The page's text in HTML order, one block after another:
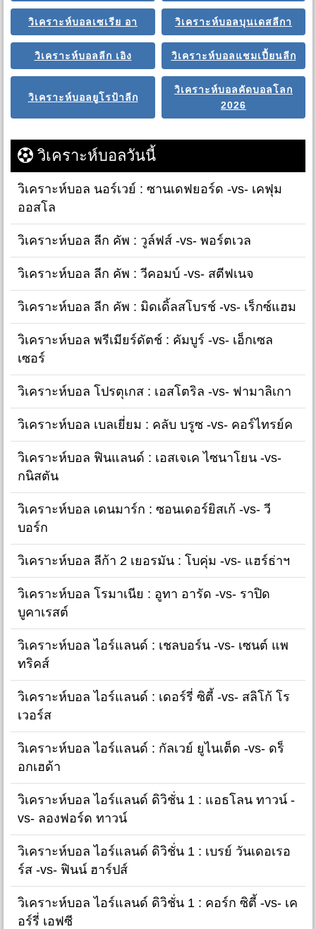
วิเคราะห์บอลเซเรีย อา วิเคราะห์บอลบุนเดสลีกา
วิเคราะห์บอลลีก เอิง วิเคราะห์บอลแชมเปี้ยนลีก
วิเคราะห์บอลยูโรป้าลีก
วิเคราะห์บอลคัดบอลโลก
2026
วิเคราะห์บอลวันนี้
วิเคราะห์บอล นอร์เวย์ : ซานเดฟยอร์ด -vs- เคฟุม
ออสโล
วิเคราะห์บอล ลีก คัพ : วูล์ฟส์ -vs- พอร์ตเวล
วิเคราะห์บอล ลีก คัพ : วีคอมบ์ -vs- สตีฟเนจ
วิเคราะห์บอล ลีก คัพ : มิดเดิ้ลสโบรช์ -vs- เร็กซ์แฮม
วิเคราะห์บอล พรีเมียร์ดัตช์ : คัมบูร์ -vs- เอ็กเซล
เซอร์
วิเคราะห์บอล โปรตุเกส : เอสโตริล -vs- ฟามาลิเกา
วิเคราะห์บอล เบลเยี่ยม : คลับ บรูซ -vs- คอร์ไทรย์ค
วิเคราะห์บอล ฟินแลนด์ : เอสเจเค ไซนาโยน -vs-
กนิสตัน
วิเคราะห์บอล เดนมาร์ก : ซอนเดอร์ยิสเก้ -vs- วี
บอร์ก
วิเคราะห์บอล ลีก้า 2 เยอรมัน : โบคุ่ม -vs- แฮร์ธ่าฯ
วิเคราะห์บอล โรมาเนีย : อูทา อารัด -vs- ราปิด
บูคาเรสต์
วิเคราะห์บอล ไอร์แลนด์ : เชลบอร์น -vs- เซนต์ แพ
ทริคส์
วิเคราะห์บอล ไอร์แลนด์ : เดอร์รี่ ซิตี้ -vs- สลิโก้ โร
เวอร์ส
วิเคราะห์บอล ไอร์แลนด์ : กัลเวย์ ยูไนเต็ด -vs- ดร็
อกเฮด้า
วิเคราะห์บอล ไอร์แลนด์ ดิวิชั่น 1 : แอธโลน ทาวน์ -
vs- ลองฟอร์ด ทาวน์
วิเคราะห์บอล ไอร์แลนด์ ดิวิชั่น 1 : เบรย์ วันเดอเรอ
ร์ส -vs- ฟินน์ ฮาร์ปส์
วิเคราะห์บอล ไอร์แลนด์ ดิวิชั่น 1 : คอร์ก ซิตี้ -vs- เค
อร์รี่ เอฟซี